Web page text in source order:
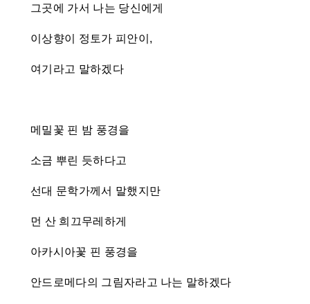
그곳에 가서 나는 당신에게
이상향이 정토가 피안이,
여기라고 말하겠다
메밀꽃 핀 밤 풍경을
소금 뿌린 듯하다고
선대 문학가께서 말했지만
먼 산 희끄무레하게
아카시아꽃 핀 풍경을
안드로메다의 그림자라고 나는 말하겠다